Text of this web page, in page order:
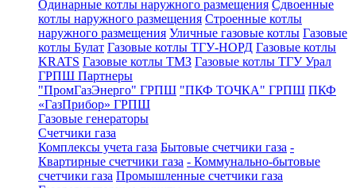
Одинарные котлы наружного размещения Сдвоенные
котлы наружного размещения Строенные котлы
наружного размещения Уличные газовые котлы Газовые
котлы Булат Газовые котлы ТГУ-НОРД Газовые котлы
KRATS Газовые котлы ТМЗ Газовые котлы ТГУ Урал
ГРПШ Партнеры
"ПромГазЭнерго" ГРПШ "ПКФ ТОЧКА" ГРПШ ПКФ
«ГазПрибор» ГРПШ
Газовые генераторы
Счетчики газа
Комплексы учета газа Бытовые счетчики газа -
Квартирные счетчики газа - Коммунально-бытовые
счетчики газа Промышленные счетчики газа